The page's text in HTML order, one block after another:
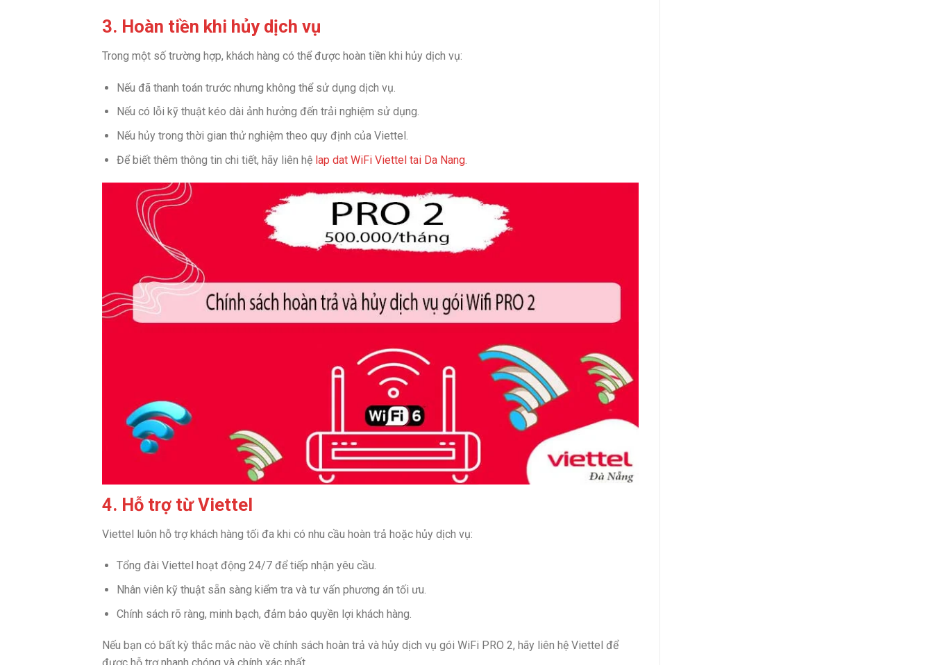
3. Hoàn tiền khi hủy dịch vụ
Trong một số trường hợp, khách hàng có thể được hoàn tiền khi hủy dịch vụ:
Nếu đã thanh toán trước nhưng không thể sử dụng dịch vụ.
Nếu có lỗi kỹ thuật kéo dài ảnh hưởng đến trải nghiệm sử dụng.
Nếu hủy trong thời gian thử nghiệm theo quy định của Viettel.
Để biết thêm thông tin chi tiết, hãy liên hệ lap dat WiFi Viettel tai Da Nang.
4. Hỗ trợ từ Viettel
Viettel luôn hỗ trợ khách hàng tối đa khi có nhu cầu hoàn trả hoặc hủy dịch vụ:
Tổng đài Viettel hoạt động 24/7 để tiếp nhận yêu cầu.
Nhân viên kỹ thuật sẵn sàng kiểm tra và tư vấn phương án tối ưu.
Chính sách rõ ràng, minh bạch, đảm bảo quyền lợi khách hàng.
Nếu bạn có bất kỳ thắc mắc nào về chính sách hoàn trả và hủy dịch vụ gói WiFi PRO 2, hãy liên hệ Viettel để